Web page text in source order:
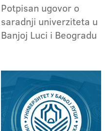
Potpisan ugovor o
saradnji univerziteta u
Banjoj Luci i Beogradu